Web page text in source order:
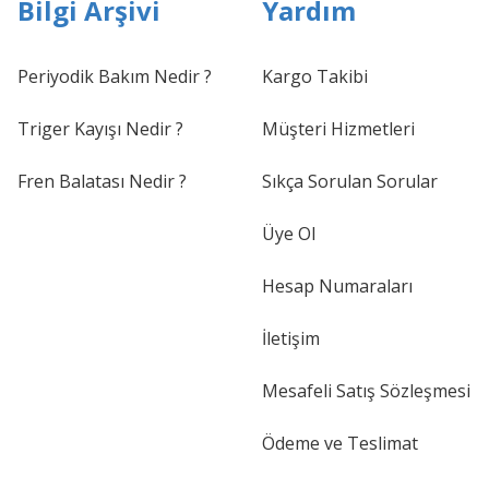
Bilgi Arşivi
Periyodik Bakım Nedir ?
Triger Kayışı Nedir ?
Fren Balatası Nedir ?
Yardım
Kargo Takibi
Müşteri Hizmetleri
Sıkça Sorulan Sorular
Üye Ol
Hesap Numaraları
İletişim
Mesafeli Satış Sözleşmesi
Ödeme ve Teslimat